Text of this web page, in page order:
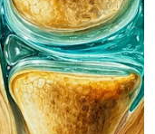
pilihan
peratusan
Pas, BN